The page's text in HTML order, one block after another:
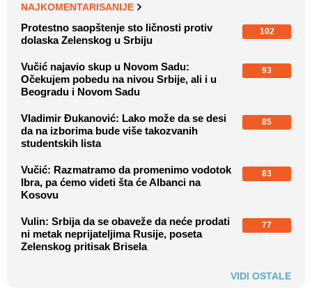
NAJKOMENTARISANIJE
Protestno saopštenje sto ličnosti protiv
dolaska Zelenskog u Srbiju
102
Vučić najavio skup u Novom Sadu:
Očekujem pobedu na nivou Srbije, ali i u
Beogradu i Novom Sadu
93
Vladimir Đukanović: Lako može da se desi
da na izborima bude više takozvanih
studentskih lista
85
Vučić: Razmatramo da promenimo vodotok
Ibra, pa ćemo videti šta će Albanci na
Kosovu
83
Vulin: Srbija da se obaveže da neće prodati
ni metak neprijateljima Rusije, poseta
Zelenskog pritisak Brisela
77
VIDI OSTALE